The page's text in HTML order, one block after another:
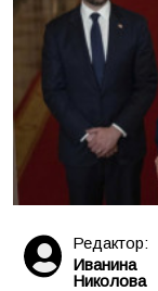
Редактор:
Иванина
Николова